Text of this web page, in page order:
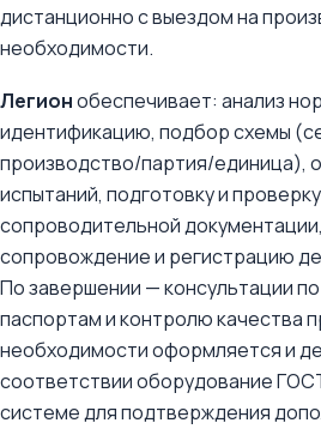
дистанционно с выездом на
необходимости.
Легионобеспечивает: анализ
идентификацию, подбор схемы
производство/партия/единица),
испытаний, подготовку и проверку
сопроводительной
сопровождение и регистрацию
По завершении — консультации
паспортам и контролю качества
необходимости оформляется и
соответствии оборудование
системе для подтверждения